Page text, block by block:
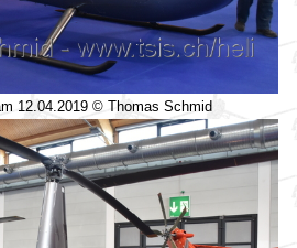
12.04.2019 © Thomas Schmid